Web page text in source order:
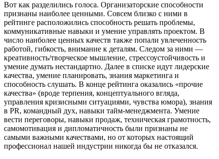
Вот как разделились голоса. Организаторские способности
признаны наиболее ценными. Совсем близко с ними в
рейтинге расположились способность решать проблемы,
коммуникативные навыки и умение управлять проектом. В
число наиболее ценных качеств также попали увлеченность
работой, гибкость, внимание к деталям. Следом за ними —
креативность/творческое мышление, стрессоустойчивость и
умение думать нестандартно. Далее в списке идут лидерские
качества, умение планировать, знания маркетинга и
способность слушать. В конце рейтинга оказались «прочие
качества» (вроде терпения, концептуального вгляда,
управления кризисными ситуациями, чувства юмора), знания
в PR, командный дух, навыки тайм-менеджмента. Умение
вести переговоры, навыки продаж, техническая грамотность,
самомотивация и дипломатичность были признаны не
самыми важными качествами, но от которых настоящий
профессионал нашей индустрии никогда бы не отказался.